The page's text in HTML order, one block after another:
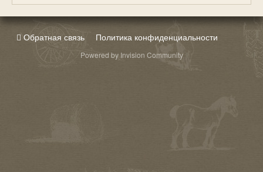
Обратная связь Политика конфиденциальности
Powered by Invision Community